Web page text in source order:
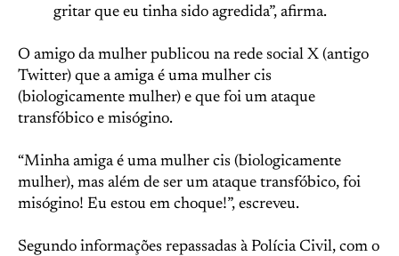
gritar que eu tinha sido agredida”, afirma.
O amigo da mulher publicou na rede social X (antigo
Twitter) que a amiga é uma mulher cis
(biologicamente mulher) e que foi um ataque
transfóbico e misógino.
“Minha amiga é uma mulher cis (biologicamente
mulher), mas além de ser um ataque transfóbico, foi
misógino! Eu estou em choque!”, escreveu.
Segundo informações repassadas à Polícia Civil, com o